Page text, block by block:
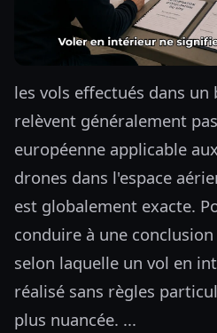
les vols effectués dans
relèvent généralement
européenne applicable
drones dans l'espace
est globalement exacte.
conduire à une
selon laquelle un vol en
réalisé sans règles
plus nuancée. ...